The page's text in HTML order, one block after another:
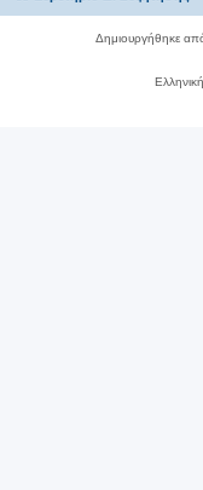
Δημιουργήθηκε